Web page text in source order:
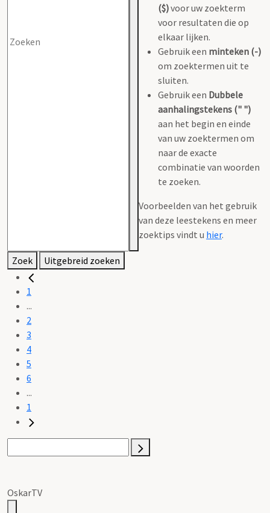
($)voor uw zoekterm
voor resultaten die op
elkaar lijken.
Gebruik een minteken (-)
om zoektermen uit te
sluiten.
Gebruik een Dubbele
aanhalingstekens (" ")
aan het begin en einde
van uw zoektermen om
naar de exacte
combinatie van woorden
te zoeken.
Voorbeelden van het gebruik
van deze leestekens en meer
zoektips vindt u hier.
Zoek Uitgebreid zoeken
1
...
2
3
4
5
6
...
1
OskarTV